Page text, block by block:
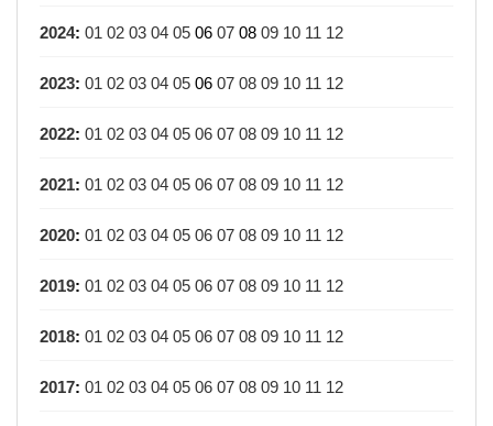
2024: 01 02 03 04 05 06 07 08 09 10 11 12
2023: 01 02 03 04 05 06 07 08 09 10 11 12
2022: 01 02 03 04 05 06 07 08 09 10 11 12
2021: 01 02 03 04 05 06 07 08 09 10 11 12
2020: 01 02 03 04 05 06 07 08 09 10 11 12
2019: 01 02 03 04 05 06 07 08 09 10 11 12
2018: 01 02 03 04 05 06 07 08 09 10 11 12
2017: 01 02 03 04 05 06 07 08 09 10 11 12